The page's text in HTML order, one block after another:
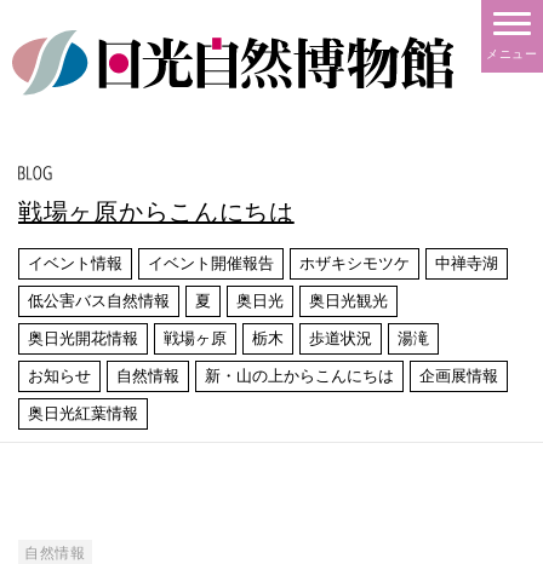
メニュー
戦場ヶ原からこんにちは
イベント情報 イベント開催報告 ホザキシモツケ 中禅寺湖
低公害バス自然情報 夏 奥日光 奥日光観光
奥日光開花情報 戦場ヶ原 栃木 歩道状況 湯滝
お知らせ 自然情報 新・山の上からこんにちは 企画展情報
奥日光紅葉情報
自然情報